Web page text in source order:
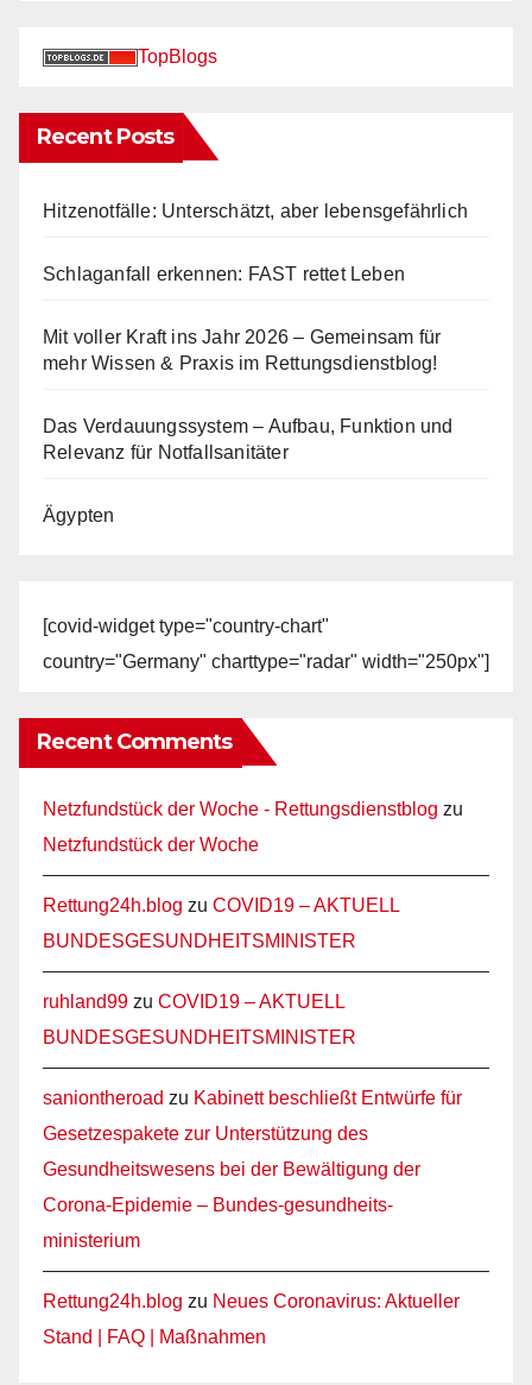
TopBlogs
Recent Posts
Hitzenotfälle: Unterschätzt, aber lebensgefährlich
Schlaganfall erkennen: FAST rettet Leben
Mit voller Kraft ins Jahr 2026 – Gemeinsam für
mehr Wissen & Praxis im Rettungsdienstblog!
Das Verdauungssystem – Aufbau, Funktion und
Relevanz für Notfallsanitäter
Ägypten
[covid-widget type="country-chart"
country="Germany" charttype="radar" width="250px"]
Recent Comments
Netzfundstück der Woche - Rettungsdienstblog zu
Netzfundstück der Woche
Rettung24h.blog zu COVID19 – AKTUELL
BUNDESGESUNDHEITSMINISTER
ruhland99 zu COVID19 – AKTUELL
BUNDESGESUNDHEITSMINISTER
saniontheroad zu Kabinett beschließt Entwürfe für
Gesetzespakete zur Unterstützung des
Gesundheitswesens bei der Bewältigung der
Corona-Epidemie – Bundes-gesundheits-
ministerium
Rettung24h.blog zu Neues Coronavirus: Aktueller
Stand | FAQ | Maßnahmen